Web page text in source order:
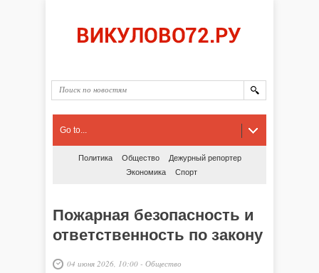
Go to...
Политика Общество
Дежурный репортер
Экономика
Спорт
️Пожарная безопасность и
ответственность по закону
04 июня 2026, 10:00 - Общество